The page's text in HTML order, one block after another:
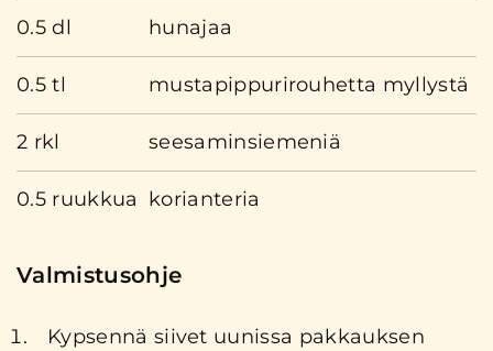
0.5 dl hunajaa
0.5 tl mustapippurirouhetta myllystä
2 rkl seesaminsiemeniä
0.5 ruukkua korianteria
Valmistusohje
Kypsennä siivet uunissa pakkauksen